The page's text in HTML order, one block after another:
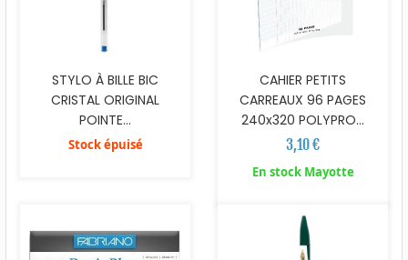
STYLO À BILLE BIC
CRISTAL ORIGINAL
POINTE...
Stock épuisé
CAHIER PETITS
CARREAUX 96 PAGES
240x320 POLYPRO...
3,10 €
En stock Mayotte